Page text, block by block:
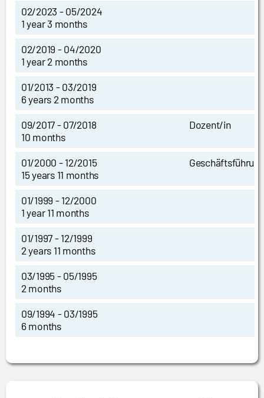
02/2023 - 05/2024
1 year 3 months
02/2019 - 04/2020
1 year 2 months
01/2013 - 03/2019
6 years 2 months
09/2017 - 07/2018
10 months
Dozent/in
01/2000 - 12/2015
15 years 11 months
Geschäftsführung
01/1999 - 12/2000
1 year 11 months
01/1997 - 12/1999
2 years 11 months
03/1995 - 05/1995
2 months
09/1994 - 03/1995
6 months